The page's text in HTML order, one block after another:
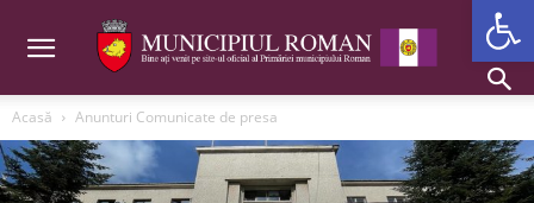
Acasă Anunturi Comunicate de presa